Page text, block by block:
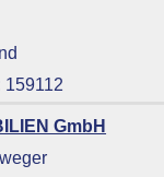
159112
GmbH